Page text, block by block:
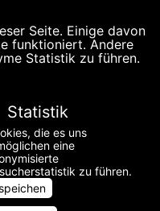
für Kinder und
Seite. Einige davon
funktioniert. Andere
Statistik zu führen.
Statistik
die es uns
eine
zu führen.